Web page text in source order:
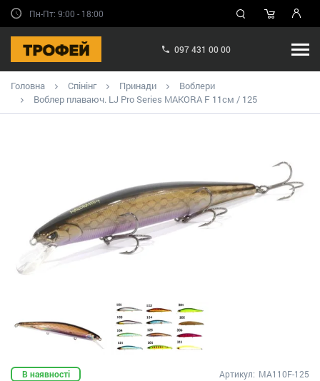
Пн-Пт: 9:00 - 18:00
097 431 00 00
Головна Спінінг Принади
Воблери
Воблер плаваюч. LJ Pro Series MAKORA F 11см / 125
В наявності Артикул: MA110F-125